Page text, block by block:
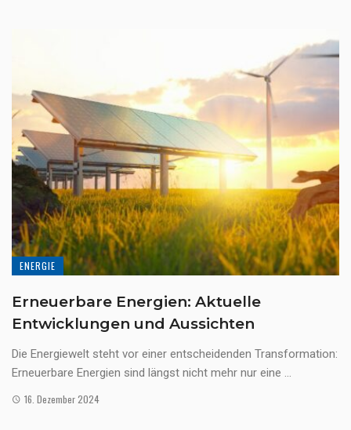
ENERGIE
Erneuerbare Energien: Aktuelle
Entwicklungen und Aussichten
Die Energiewelt steht vor einer entscheidenden Transformation:
Erneuerbare Energien sind längst nicht mehr nur eine ...
16. Dezember 2024